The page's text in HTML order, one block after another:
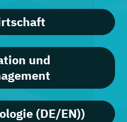
und
(DE/EN))